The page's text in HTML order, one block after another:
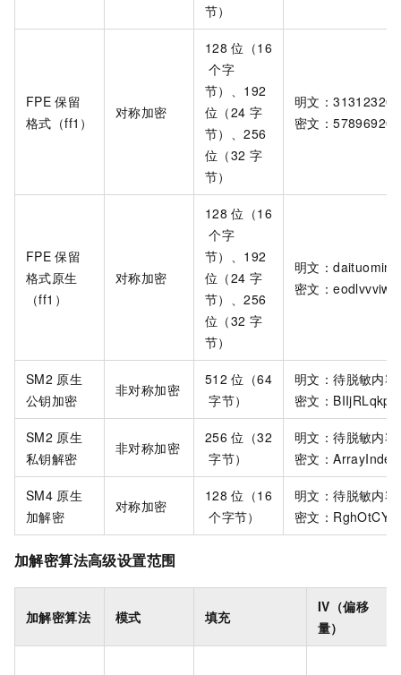
节）
FPE 保留
格式（ff1）
对称加密
128 位（16
个字
节）、192
位（24 字
节）、256
位（32 字
节）
明文：
密文：
FPE 保留
格式原生
（ff1）
对称加密
128 位（16
个字
节）、192
位（24 字
节）、256
位（32 字
节）
明文：
密文：
SM2 原生
公钥加密
非对称加密
512 位（64
字节）
明文：待脱敏内容
密文：
SM2 原生
私钥解密
非对称加密
256 位（32
字节）
明文：待脱敏内容
密文：
SM4 原生
加解密
对称加密
128 位（16
个字节）
明文：待脱敏内容
密文：
加解密算法高级设置范围
加解密算法 模式 填充
IV（偏移
量）